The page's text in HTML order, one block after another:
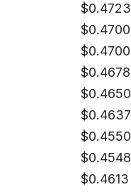
$0.4723
$0.4700
$0.4700
$0.4678
$0.4650
$0.4637
$0.4550
$0.4548
$0.4613